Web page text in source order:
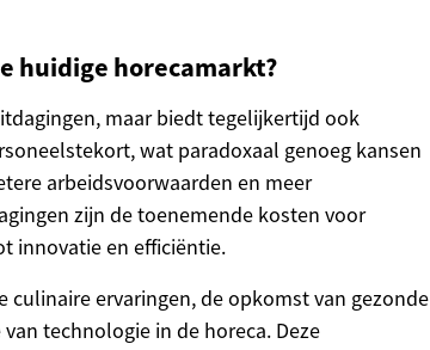
huidige horecamarkt?
maar biedt tegelijkertijd ook
wat paradoxaal genoeg kansen
arbeidsvoorwaarden en meer
zijn de toenemende kosten voor
innovatie en efficiëntie.
culinaire ervaringen, de opkomst van gezonde
technologie in de horeca. Deze